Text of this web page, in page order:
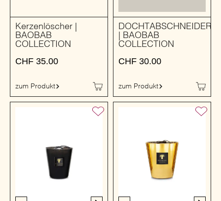
Kerzenlöscher |
BAOBAB
COLLECTION
CHF 35.00
zum Produkt
DOCHTABSCHNEIDER
| BAOBAB
COLLECTION
CHF 30.00
zum Produkt